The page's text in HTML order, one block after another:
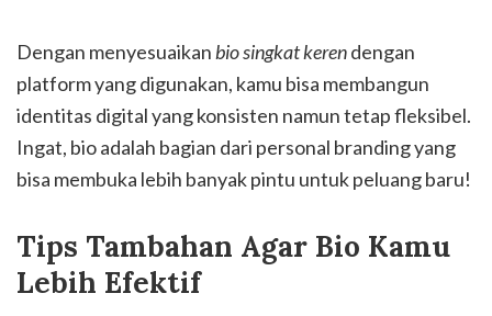
Dengan menyesuaikan bio singkat kerendengan
platform yang digunakan, kamu bisa membangun
identitas digital yang konsisten namun tetap fleksibel.
Ingat, bio adalah bagian dari personal branding yang
bisa membuka lebih banyak pintu untuk peluang baru!
Tips Tambahan Agar Bio Kamu
Lebih Efektif